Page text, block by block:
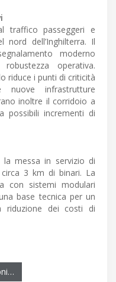
traffico passeggeri e
dell’Inghilterra. Il
moderno
operativa.
riduce i punti di criticità
infrastrutture
inoltre il corridoio a
possibili incrementi di
messa in servizio di
3 km di binari. La
con sistemi modulari
base tecnica per un
riduzione dei costi di